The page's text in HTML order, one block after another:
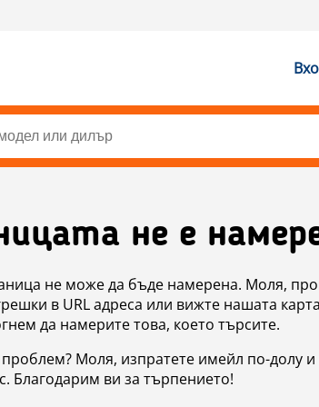
не е
не може да бъде намерена. Моля,
в URL адреса или вижте нашата
да намерите това, което търсите.
проблем? Моля, изпратете имейл по-долу
Благодарим ви за търпението!